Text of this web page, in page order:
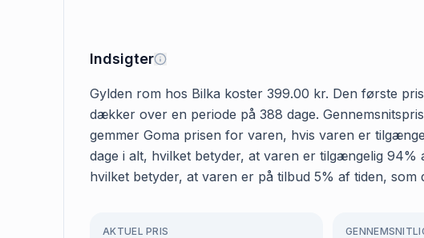
Indsigter
Gylden rom hos Bilka koster 399.00 kr. Den første
dækker over en periode på 388 dage.
gemmer Goma prisen for varen, hvis varen er
dage i alt, hvilket betyder, at varen er tilgængelig
hvilket betyder, at varen er på tilbud 5% af tiden, som
AKTUEL PRIS